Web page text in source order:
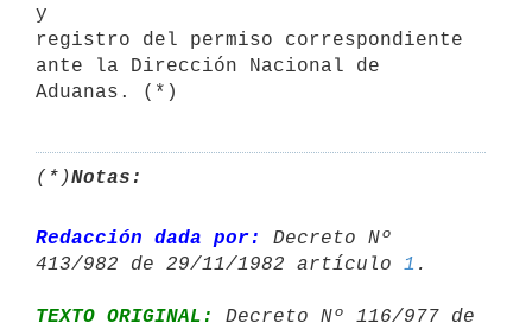
y
registro del permiso correspondiente
ante la Dirección Nacional de
(*)Notas:
Redacción dada por:
Decreto Nº
413/982 de 29/11/1982 artículo 1
TEXTO ORIGINAL:
Decreto Nº 116/977 de